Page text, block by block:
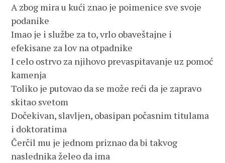
A zbog mira u kući znao je poimenice sve svoje
podanike
Imao je i službe za to, vrlo obaveštajne i
efekisane za lov na otpadnike
I celo ostrvo za njihovo prevaspitavanje uz pomoć
kamenja
Toliko je putovao da se može reći da je zapravo
skitao svetom
Dočekivan, slavljen, obasipan počasnim titulama
i doktoratima
Čerčil mu je jednom priznao da bi takvog
naslednika želeo da ima